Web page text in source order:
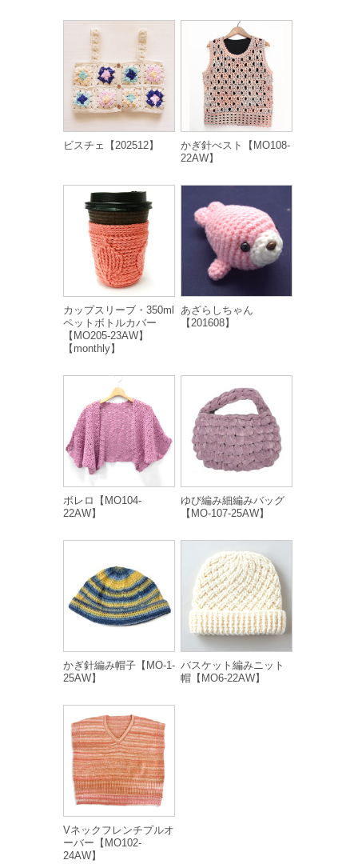
ビスチェ【202512】
かぎ針べスト【MO108-
22AW】
カップスリーブ・350ml
ペットボトルカバー
【MO205-23AW】
【monthly】
あざらしちゃん
【201608】
ボレロ【MO104-
22AW】
ゆび編み細編みバッグ
【MO-107-25AW】
かぎ針編み帽子【MO-1-
25AW】
バスケット編みニット
帽【MO6-22AW】
Vネックフレンチプルオ
ーバー【MO102-
24AW】